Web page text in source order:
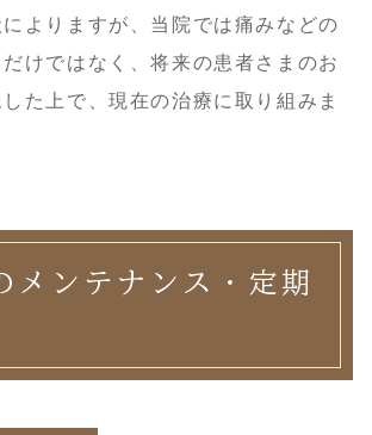
よりますが、当院では痛みなどの
けではなく、将来の患者さまのお
た上で、現在の治療に取り組みま
メンテナンス・定期